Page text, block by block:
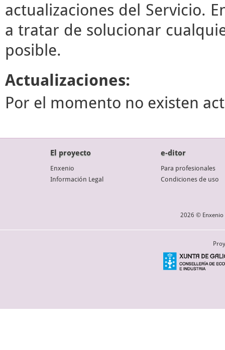
actualizaciones del Servicio.
a tratar de solucionar
posible.
Actualizaciones:
Por el momento no existen
El proyecto
Enxenio
Información Legal
e-ditor
Para profesionales
Condiciones de uso
2026 © Enxenio